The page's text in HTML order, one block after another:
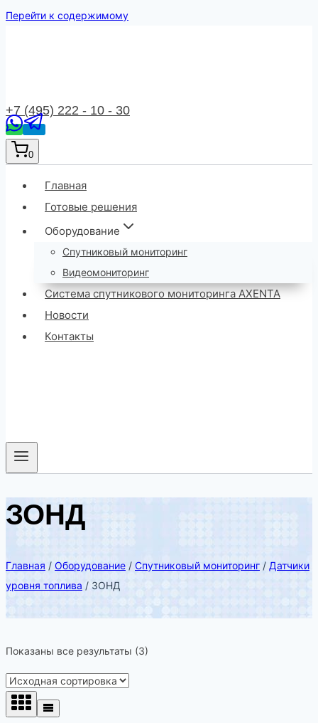
Перейти к содержимому
+7 (495) 222 - 10 - 30
0
Главная
Готовые решения
Оборудование
Спутниковый мониторинг
Видеомониторинг
Система спутникового мониторинга AXENTA
Новости
Контакты
ЗОНД
Главная / Оборудование / Спутниковый мониторинг / Датчики
уровня топлива / ЗОНД
Показаны все результаты (3)